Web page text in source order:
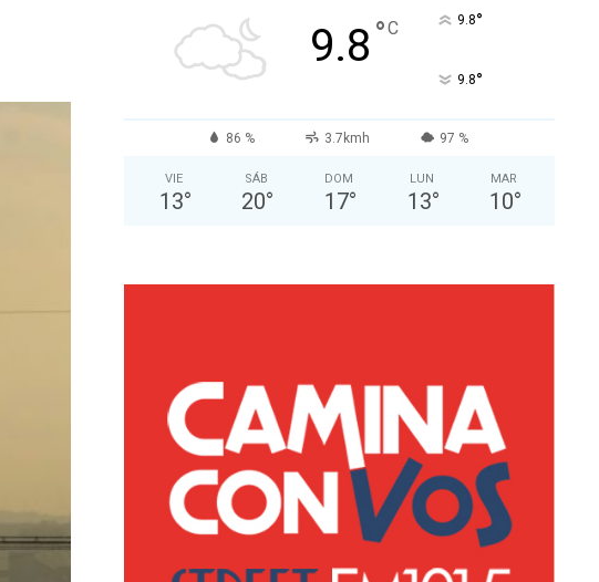
9.8 °C 9.8°
9.8°
86 % 3.7kmh 97 %
VIE
13°
SÁB
20°
DOM
17°
LUN
13°
MAR
10°